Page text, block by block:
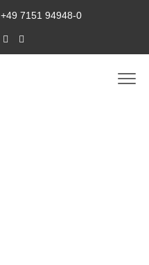
+49 7151 94948-0